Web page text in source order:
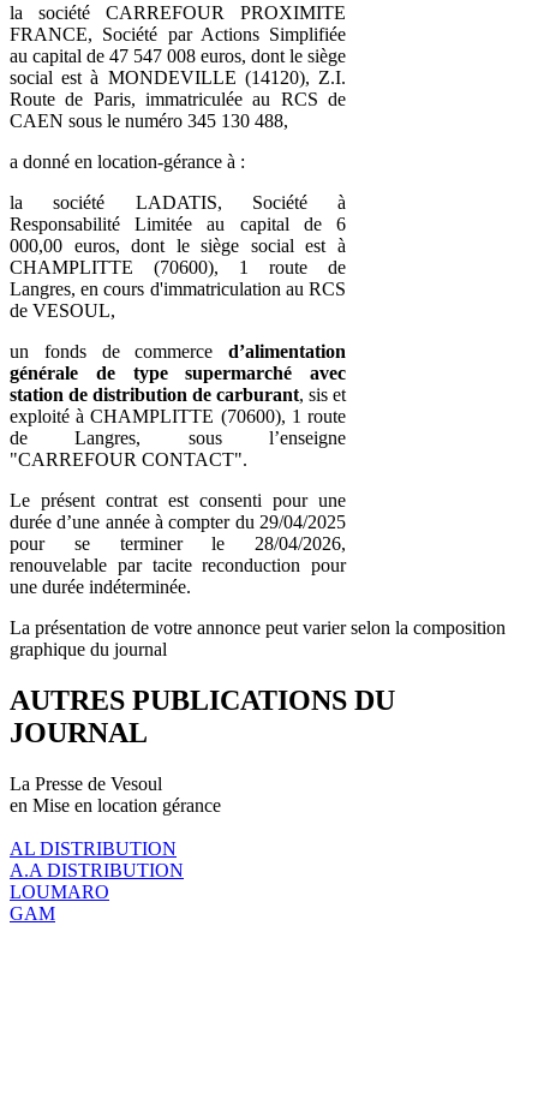
la société CARREFOUR PROXIMITE
FRANCE, Société par Actions Simplifiée
au capital de 47 547 008 euros, dont le siège
social est à MONDEVILLE (14120), Z.I.
Route de Paris, immatriculée au RCS de
CAEN sous le numéro 345 130 488,
a donné en location-gérance à :
la société LADATIS, Société à
Responsabilité Limitée au capital de 6
000,00 euros, dont le siège social est à
CHAMPLITTE (70600), 1 route de
Langres, en cours d'immatriculation au RCS
de VESOUL,
un fonds de commerce d’alimentation
générale de type supermarché avec
station de distribution de carburant, sis et
exploité à CHAMPLITTE (70600), 1 route
de Langres, sous l’enseigne
"CARREFOUR CONTACT".
Le présent contrat est consenti pour une
durée d’une année à compter du 29/04/2025
pour se terminer le 28/04/2026,
renouvelable par tacite reconduction pour
une durée indéterminée.
La présentation de votre annonce peut varier selon la composition
graphique du journal
AUTRES PUBLICATIONS DU
JOURNAL
La Presse de Vesoul
en Mise en location gérance
AL DISTRIBUTION
A.A DISTRIBUTION
LOUMARO
GAM